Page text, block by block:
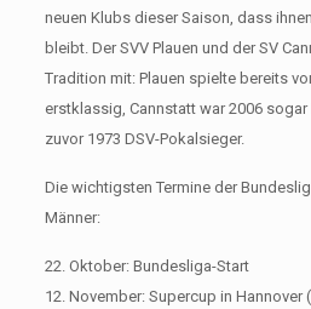
neuen Klubs dieser Saison, dass
bleibt. Der SVV Plauen und der SV
Tradition mit: Plauen spielte bereits
erstklassig, Cannstatt war 2006
zuvor 1973 DSV-Pokalsieger.
Die wichtigsten Termine der
Männer:
22. Oktober: Bundesliga-Start
12. November: Supercup in Hannover